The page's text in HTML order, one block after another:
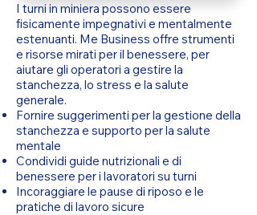
I turni in miniera possono essere
fisicamente impegnativi e mentalmente
estenuanti. Me Business offre strumenti
e risorse mirati per il benessere, per
aiutare gli operatori a gestire la
stanchezza, lo stress e la salute
generale.
Fornire suggerimenti per la gestione della
stanchezza e supporto per la salute
mentale
Condividi guide nutrizionali e di
benessere per i lavoratori su turni
Incoraggiare le pause di riposo e le
pratiche di lavoro sicure